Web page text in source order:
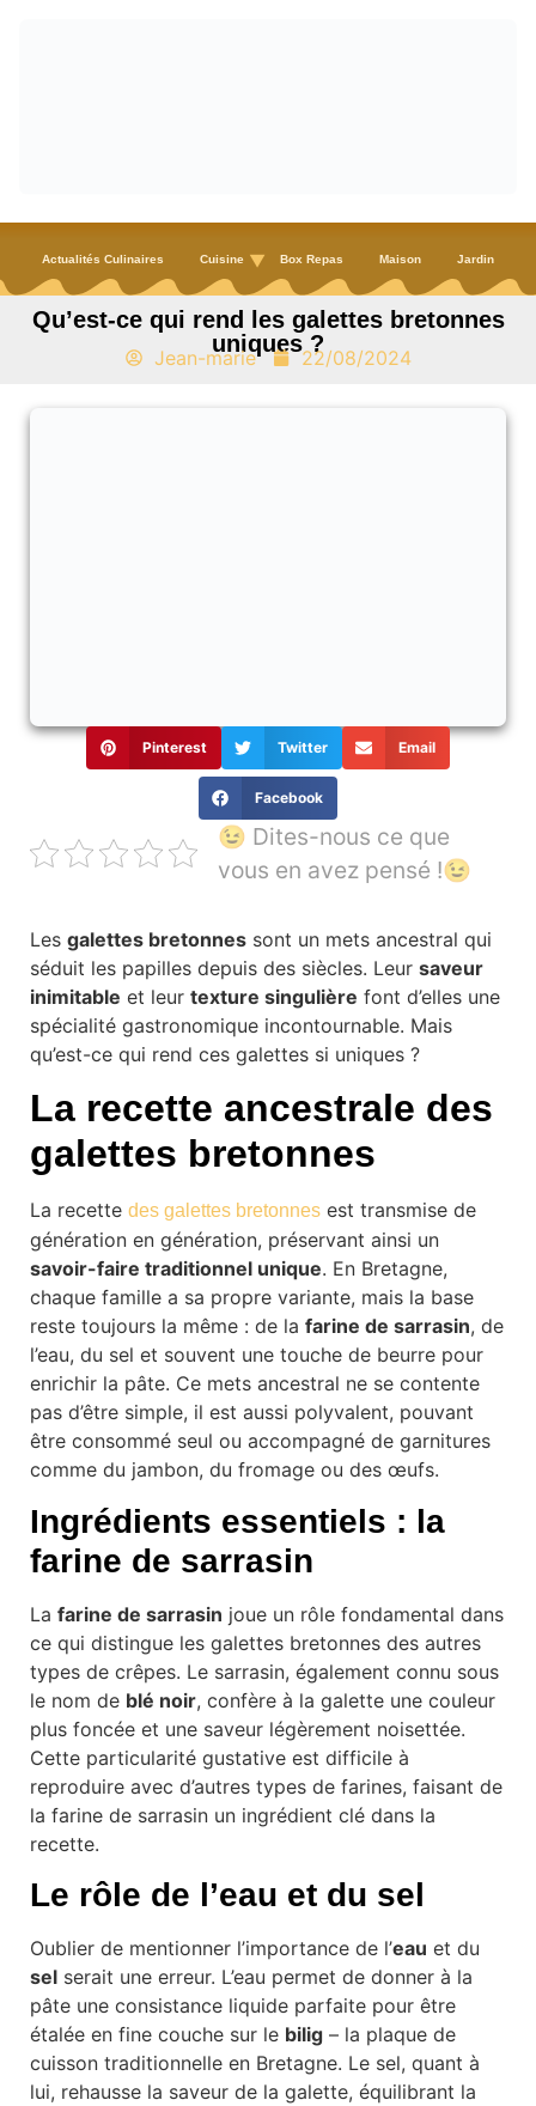
Actualités Culinaires Cuisine Box Repas Maison Jardin
Qu’est-ce qui rend les galettes bretonnes
uniques ?
Jean-marie 22/08/2024
Pinterest Twitter Email
Facebook
😉 Dites-nous ce que
vous en avez pensé !😉
Les galettes bretonnes sont un mets ancestral qui
séduit les papilles depuis des siècles. Leur saveur
inimitable et leur texture singulière font d’elles une
spécialité gastronomique incontournable. Mais
qu’est-ce qui rend ces galettes si uniques ?
La recette ancestrale des
galettes bretonnes
La recette des galettes bretonnes est transmise de
génération en génération, préservant ainsi un
savoir-faire traditionnel unique. En Bretagne,
chaque famille a sa propre variante, mais la base
reste toujours la même : de la farine de sarrasin, de
l’eau, du sel et souvent une touche de beurre pour
enrichir la pâte. Ce mets ancestral ne se contente
pas d’être simple, il est aussi polyvalent, pouvant
être consommé seul ou accompagné de garnitures
comme du jambon, du fromage ou des œufs.
Ingrédients essentiels : la
farine de sarrasin
La farine de sarrasin joue un rôle fondamental dans
ce qui distingue les galettes bretonnes des autres
types de crêpes. Le sarrasin, également connu sous
le nom de blé noir, confère à la galette une couleur
plus foncée et une saveur légèrement noisettée.
Cette particularité gustative est difficile à
reproduire avec d’autres types de farines, faisant de
la farine de sarrasin un ingrédient clé dans la
recette.
Le rôle de l’eau et du sel
Oublier de mentionner l’importance de l’eau et du
sel serait une erreur. L’eau permet de donner à la
pâte une consistance liquide parfaite pour être
étalée en fine couche sur le bilig – la plaque de
cuisson traditionnelle en Bretagne. Le sel, quant à
lui, rehausse la saveur de la galette, équilibrant la